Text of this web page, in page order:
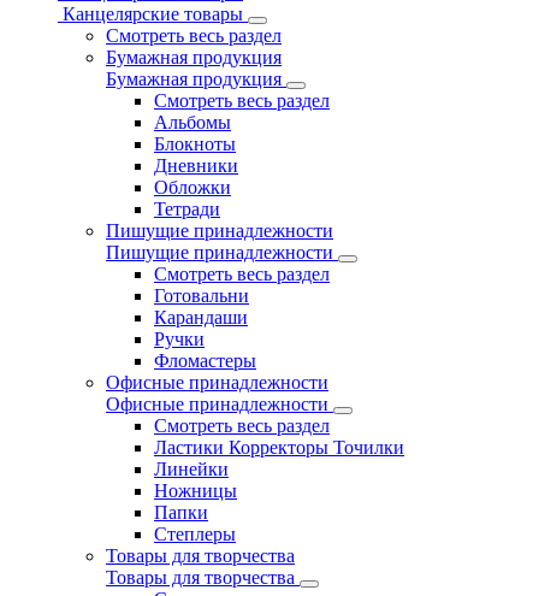
Канцелярские товары
Смотреть весь раздел
Бумажная продукция
Бумажная продукция
Смотреть весь раздел
Альбомы
Блокноты
Дневники
Обложки
Тетради
Пишущие принадлежности
Пишущие принадлежности
Смотреть весь раздел
Готовальни
Карандаши
Ручки
Фломастеры
Офисные принадлежности
Офисные принадлежности
Смотреть весь раздел
Ластики Корректоры Точилки
Линейки
Ножницы
Папки
Степлеры
Товары для творчества
Товары для творчества